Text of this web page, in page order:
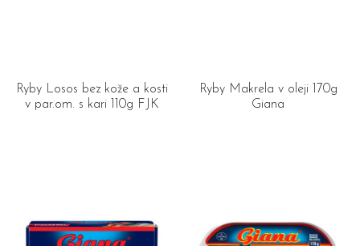
Ryby Losos bez kože a kosti
v par.om. s kari 110g FJK
Ryby Makrela v oleji 170g
Giana